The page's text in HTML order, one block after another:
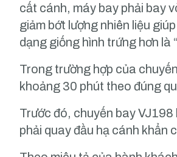
cất cánh, máy bay phải bay
giảm bớt lượng nhiên liệu
dạng giống hình trứng hơn là
Trong trường hợp của
khoảng 30 phút theo đúng
Trước đó, chuyến bay
phải quay đầu hạ cánh khẩn